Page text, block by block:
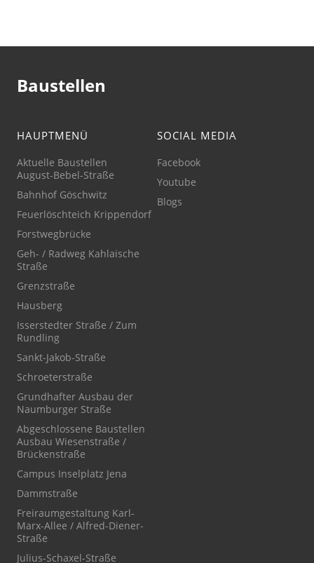
Baustellen
HAUPTMENÜ
Aktuelle Baustellen
August-Bebel-Straße
Bahnhof Göschwitz
Feuerlöschteich Krippendorf
Forstwegbrücke
Geh- / Radweg Kahlaische
Straße
Grenzstraße
Hausberg
Isserstedter Straße / Zum
Rundling
Sankt-Jakob-Straße
Schroeterstraße
Grundhafter Ausbau der
Naumburger Straße
Abgeschlossene Baustellen
Ausbau Wiesenstraße /
Brückenstraße
Campus Inselplatz Jena
Dammstraße
Freiraumgestaltung Karl-
Marx-Allee / Alfred-Diener-
Straße
Julius-Schaxel-Straße
SOCIAL MEDIA
Facebook
Youtube
Blogs